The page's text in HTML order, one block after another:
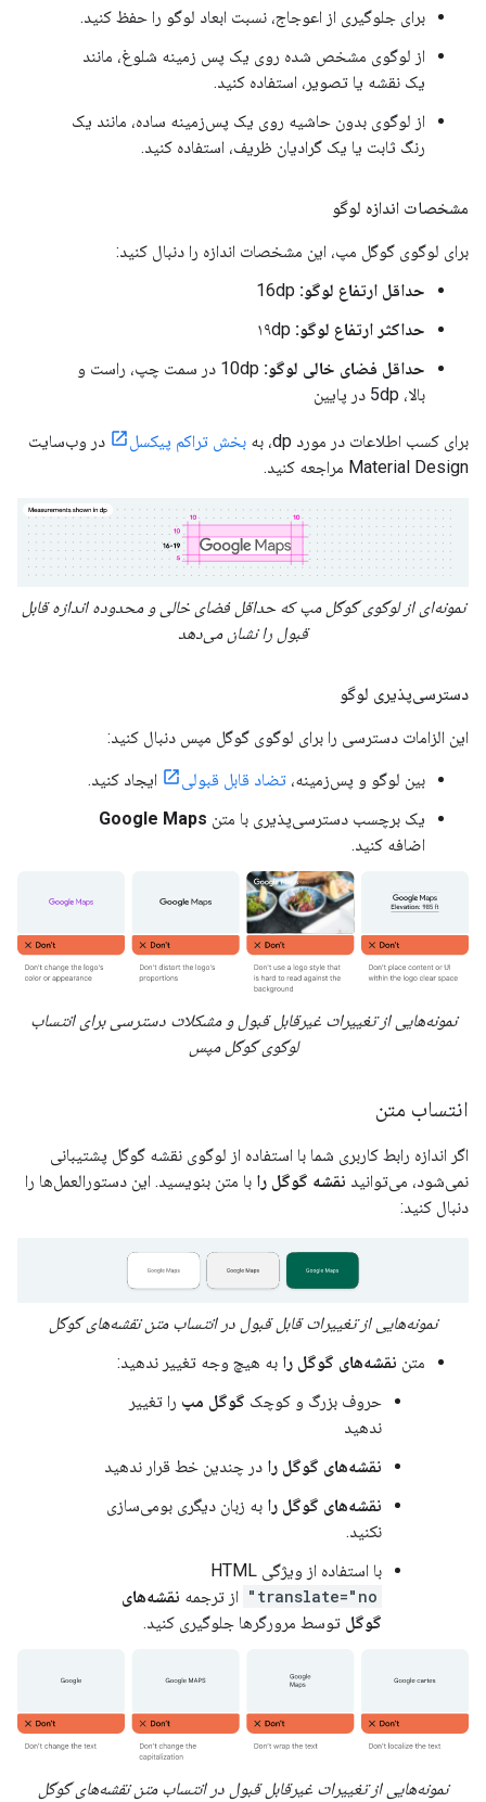
برای جلوگیری از اعوجاج، نسبت ابعاد لوگو را حفظ کنید.
از لوگوی مشخص شده روی یک پس زمینه شلوغ، مانند
یک نقشه یا تصویر، استفاده کنید.
از لوگوی بدون حاشیه روی یک پس‌زمینه ساده، مانند یک
رنگ ثابت یا یک گرادیان ظریف، استفاده کنید.
مشخصات اندازه لوگو
برای لوگوی گوگل مپ، این مشخصات اندازه را دنبال کنید:
حداقل ارتفاع لوگو:
حداکثر ارتفاع لوگو:
حداقل فضای خالی لوگو:
10dp در سمت چپ، راست و
بالا، 5dp در پایین
برای کسب اطلاعات در مورد dp، به بخش تراکم پیکسل
در وب‌سایت
Material Design مراجعه کنید.
نمونه‌ای از لوگوی گوگل مپ که حداقل فضای خالی و محدوده اندازه قابل
قبول را نشان می‌دهد
دسترسی‌پذیری لوگو
این الزامات دسترسی را برای لوگوی گوگل مپس دنبال کنید:
بین لوگو و پس‌زمینه، تضاد قابل قبولی
ایجاد کنید.
یک برچسب دسترسی‌پذیری با متن Google Maps
اضافه کنید.
نمونه‌هایی از تغییرات غیرقابل قبول و مشکلات دسترسی برای انتساب
لوگوی گوگل مپس
انتساب متن
اگر اندازه رابط کاربری شما با استفاده از لوگوی نقشه گوگل پشتیبانی
نمی‌شود، می‌توانید نقشه گوگل را با متن بنویسید. این دستورالعمل‌ها را
دنبال کنید:
نمونه‌هایی از تغییرات قابل قبول در انتساب متن نقشه‌های گوگل
متن نقشه‌های گوگل را به هیچ وجه تغییر ندهید:
حروف بزرگ و کوچک گوگل مپ را تغییر
ندهید
نقشه‌های گوگل را در چندین خط قرار ندهید
نقشه‌های گوگل را به زبان دیگری بومی‌سازی
نکنید.
با استفاده از ویژگی HTML
translate="no"
از ترجمه نقشه‌های
گوگل توسط مرورگرها جلوگیری کنید.
نمونه‌هایی از تغییرات غیرقابل قبول در انتساب متن نقشه‌های گوگل